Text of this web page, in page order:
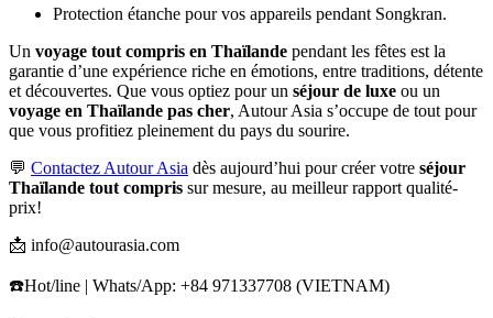
Protection étanche pour vos appareils pendant Songkran.
Un voyage tout compris en Thaïlande pendant les fêtes est la
garantie d’une expérience riche en émotions, entre traditions, détente
et découvertes. Que vous optiez pour un séjour de luxe ou un
voyage en Thaïlande pas cher, Autour Asia s’occupe de tout pour
que vous profitiez pleinement du pays du sourire.
💬 Contactez Autour Asia dès aujourd’hui pour créer votre séjour
Thaïlande tout compris sur mesure, au meilleur rapport qualité-
prix!
📩 info@autourasia.com
☎️Hot/line | Whats/App: +84 971337708 (VIETNAM)